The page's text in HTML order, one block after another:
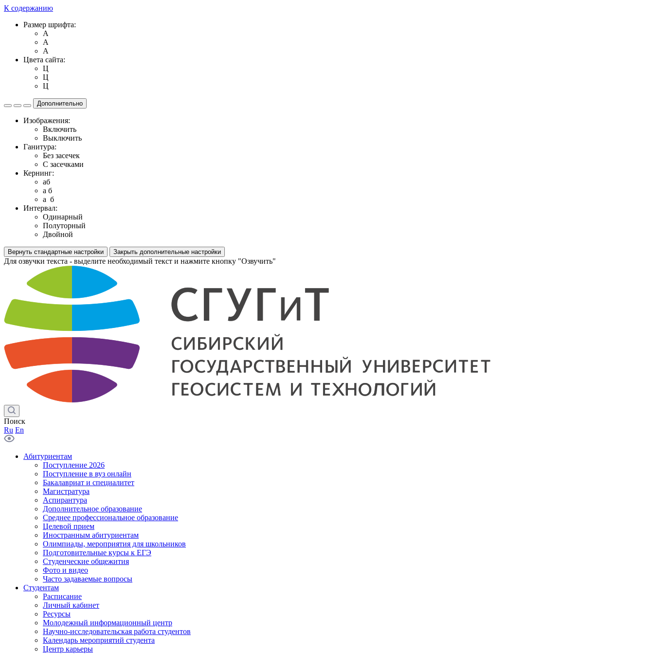
К содержанию
Размер шрифта:
A
A
A
Цвета сайта:
Ц
Ц
Ц
Дополнительно
Изображения:
Включить
Выключить
Ганитура:
Без засечек
С засечками
Кернинг:
aб
a б
a б
Интервал:
Одинарный
Полуторный
Двойной
Вернуть стандартные настройки Закрыть дополнительные настройки
Для озвучки текста - выделите необходимый текст и нажмите кнопку "Озвучить"
Поиск
Ru En
Абитуриентам
Поступление 2026
Поступление в вуз онлайн
Бакалавриат и специалитет
Магистратура
Аспирантура
Дополнительное образование
Среднее профессиональное образование
Целевой прием
Иностранным абитуриентам
Олимпиады, мероприятия для школьников
Подготовительные курсы к ЕГЭ
Студенческие общежития
Фото и видео
Часто задаваемые вопросы
Студентам
Расписание
Личный кабинет
Ресурсы
Молодежный информационный центр
Научно-исследовательская работа студентов
Календарь мероприятий студента
Центр карьеры